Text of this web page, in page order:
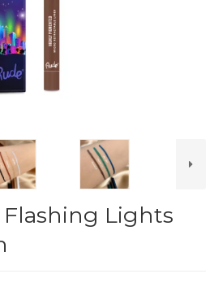
Flashing Lights